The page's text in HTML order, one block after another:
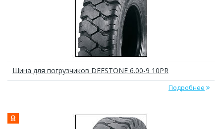
Шина для погрузчиков DEESTONE 6.00-9 10PR
Подробнее